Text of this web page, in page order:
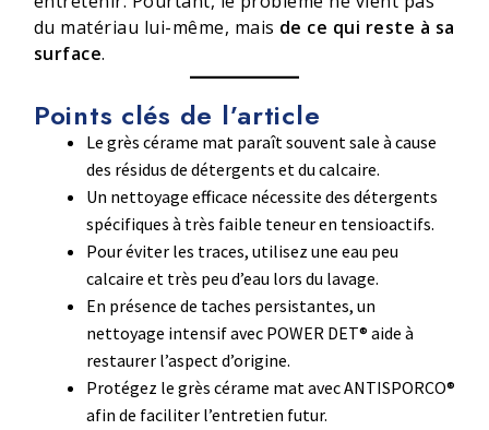
du matériau lui-même, mais de ce qui reste à sa
surface.
Points clés de l’article
Le grès cérame mat paraît souvent sale à cause
des résidus de détergents et du calcaire.
Un nettoyage efficace nécessite des détergents
spécifiques à très faible teneur en tensioactifs.
Pour éviter les traces, utilisez une eau peu
calcaire et très peu d’eau lors du lavage.
En présence de taches persistantes, un
nettoyage intensif avec POWER DET® aide à
restaurer l’aspect d’origine.
Protégez le grès cérame mat avec ANTISPORCO®
afin de faciliter l’entretien futur.